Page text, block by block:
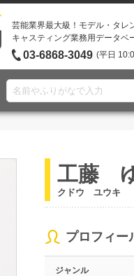
芸能業界最大級！モデル・タレ
キャスティング業務用データベ
03-6868-3049 (平日
工藤
クドウ ユウキ
プロフィー
ジャンル